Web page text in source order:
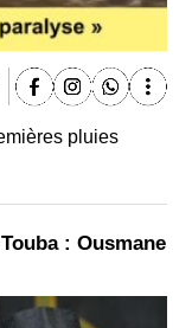
pluies
: Ousmane